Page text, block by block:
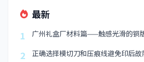
最新
1
广州礼盒厂材料篇——触感光滑的铜
2 正确选择模切刀和压痕线避免印后故